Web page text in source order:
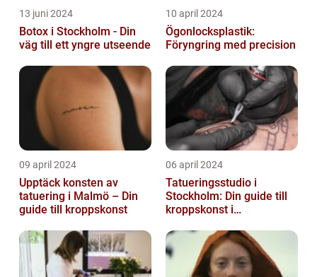
13 juni 2024
Botox i Stockholm - Din
väg till ett yngre utseende
10 april 2024
Ögonlocksplastik:
Föryngring med precision
09 april 2024
Upptäck konsten av
tatuering i Malmö – Din
guide till kroppskonst
06 april 2024
Tatueringsstudio i
Stockholm: Din guide till
kroppskonst i